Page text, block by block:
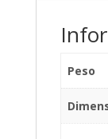
Peso